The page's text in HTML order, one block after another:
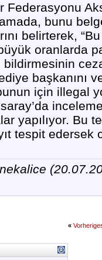
Federasyonu
bunu
belirterek,
oranlarda
başkanını
için illegal
yapılıyor. Bu
tespit edersek
«